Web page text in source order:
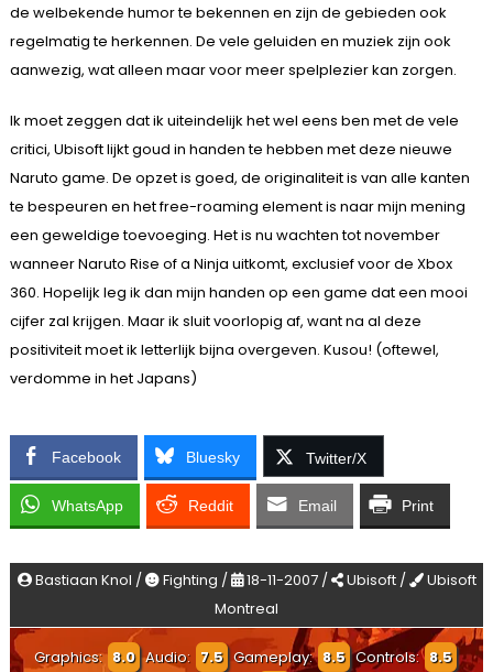
de welbekende humor te bekennen en zijn de gebieden ook
regelmatig te herkennen. De vele geluiden en muziek zijn ook
aanwezig, wat alleen maar voor meer spelplezier kan zorgen.
Ik moet zeggen dat ik uiteindelijk het wel eens ben met de vele
critici, Ubisoft lijkt goud in handen te hebben met deze nieuwe
Naruto game. De opzet is goed, de originaliteit is van alle kanten
te bespeuren en het free-roaming element is naar mijn mening
een geweldige toevoeging. Het is nu wachten tot november
wanneer Naruto Rise of a Ninja uitkomt, exclusief voor de Xbox
360. Hopelijk leg ik dan mijn handen op een game dat een mooi
cijfer zal krijgen. Maar ik sluit voorlopig af, want na al deze
positiviteit moet ik letterlijk bijna overgeven. Kusou! (oftewel,
verdomme in het Japans)
Facebook Bluesky Twitter/X
WhatsApp Reddit Email Print
Bastiaan Knol / Fighting / 18-11-2007 / Ubisoft /
Ubisoft
Montreal
Graphics: 8.0 Audio: 7.5 Gameplay: 8.5 Controls: 8.5